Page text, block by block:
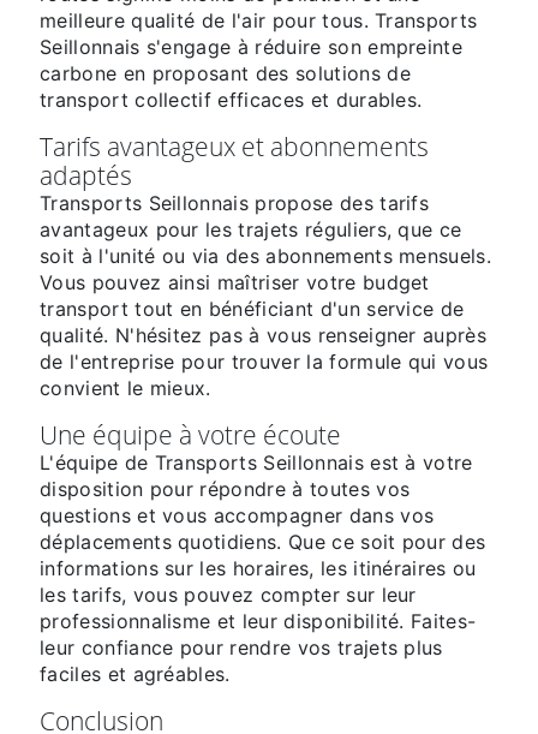
meilleure qualité de l'air pour tous. Transports
Seillonnais s'engage à réduire son empreinte
carbone en proposant des solutions de
transport collectif efficaces et durables.
Tarifs avantageux et abonnements
adaptés
Transports Seillonnais propose des tarifs
avantageux pour les trajets réguliers, que ce
soit à l'unité ou via des abonnements mensuels.
Vous pouvez ainsi maîtriser votre budget
transport tout en bénéficiant d'un service de
qualité. N'hésitez pas à vous renseigner auprès
de l'entreprise pour trouver la formule qui vous
convient le mieux.
Une équipe à votre écoute
L'équipe de Transports Seillonnais est à votre
disposition pour répondre à toutes vos
questions et vous accompagner dans vos
déplacements quotidiens. Que ce soit pour des
informations sur les horaires, les itinéraires ou
les tarifs, vous pouvez compter sur leur
professionnalisme et leur disponibilité. Faites-
leur confiance pour rendre vos trajets plus
faciles et agréables.
Conclusion